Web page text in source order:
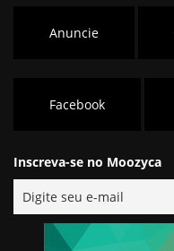
Anuncie
Facebook
Inscreva-se no Moozyca